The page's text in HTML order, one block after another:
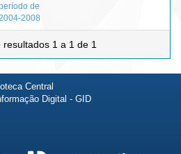
de
2008
resultados 1 a 1 de 1
Central
Digital - GID